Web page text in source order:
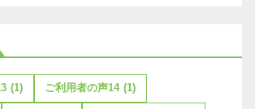
(1) ご利用者の声14 (1)